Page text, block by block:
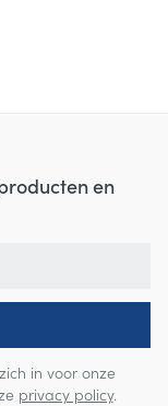
en
in voor onze
privacy policy.